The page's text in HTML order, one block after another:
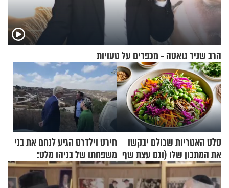
הרב שניר גואטה - מכפרים על טעויות
סלט האטריות שכולם יבקשו
את המתכון שלו (וגם עצת שף
להגשת הרוטב)
חירט וילדרס הגיע לנחם את בני
משפחתו של בניהו מלט:
"מיליונים באירופה תומכים
בכם"